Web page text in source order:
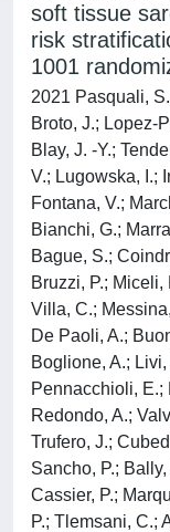
soft tissue
risk
1001
2021 Pasquali,
Broto, J.; Lopez-
Blay, J. -Y.;
V.; Lugowska, I.;
Fontana, V.;
Bianchi, G.;
Bague, S.;
Bruzzi, P.; Miceli,
Villa, C.;
De Paoli, A.;
Boglione, A.;
Pennacchioli, E.;
Redondo, A.;
Trufero, J.;
Sancho, P.;
Cassier, P.;
P.; Tlemsani, C.;